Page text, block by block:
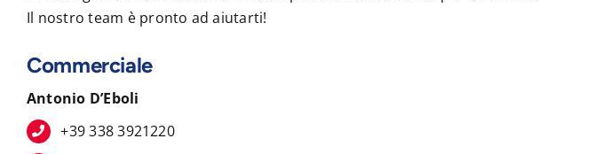
Il nostro team è pronto ad aiutarti!
Commerciale
Antonio D’Eboli
+39 338 3921220